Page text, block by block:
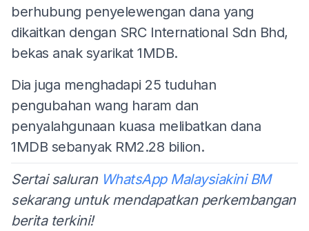
berhubung penyelewengan dana yang
dikaitkan dengan SRC International Sdn Bhd,
bekas anak syarikat 1MDB.
Dia juga menghadapi 25 tuduhan
pengubahan wang haram dan
penyalahgunaan kuasa melibatkan dana
1MDB sebanyak RM2.28 bilion.
Sertai saluran WhatsApp Malaysiakini BM
sekarang untuk mendapatkan perkembangan
berita terkini!